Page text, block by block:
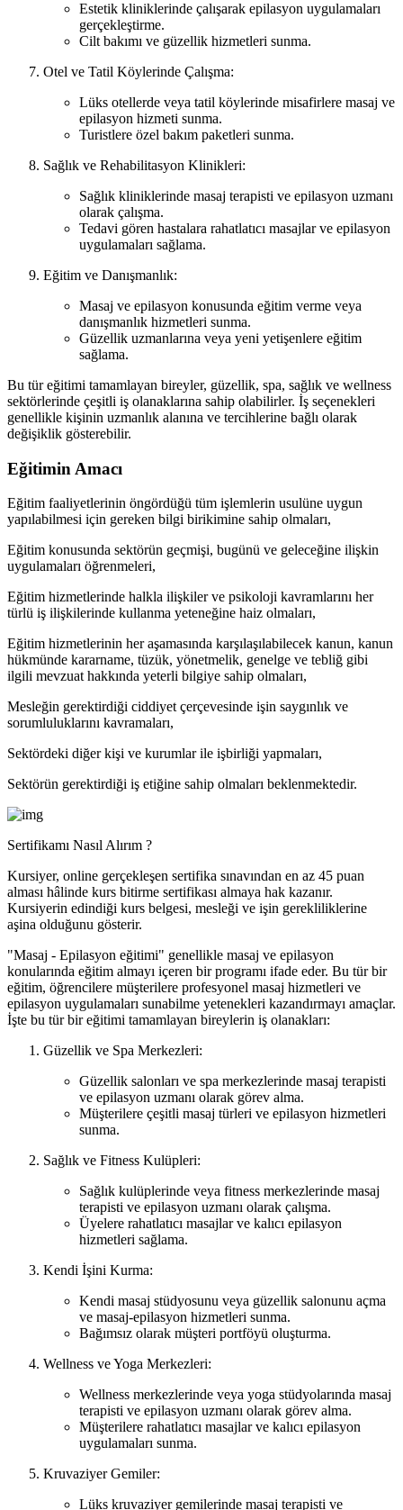
Estetik kliniklerinde çalışarak epilasyon uygulamaları
gerçekleştirme.
Cilt bakımı ve güzellik hizmetleri sunma.
Otel ve Tatil Köylerinde Çalışma:
Lüks otellerde veya tatil köylerinde misafirlere masaj ve
epilasyon hizmeti sunma.
Turistlere özel bakım paketleri sunma.
Sağlık ve Rehabilitasyon Klinikleri:
Sağlık kliniklerinde masaj terapisti ve epilasyon uzmanı
olarak çalışma.
Tedavi gören hastalara rahatlatıcı masajlar ve epilasyon
uygulamaları sağlama.
Eğitim ve Danışmanlık:
Masaj ve epilasyon konusunda eğitim verme veya
danışmanlık hizmetleri sunma.
Güzellik uzmanlarına veya yeni yetişenlere eğitim
sağlama.
Bu tür eğitimi tamamlayan bireyler, güzellik, spa, sağlık ve wellness
sektörlerinde çeşitli iş olanaklarına sahip olabilirler. İş seçenekleri
genellikle kişinin uzmanlık alanına ve tercihlerine bağlı olarak
değişiklik gösterebilir.
Eğitimin Amacı
Eğitim faaliyetlerinin öngördüğü tüm işlemlerin usulüne uygun
yapılabilmesi için gereken bilgi birikimine sahip olmaları,
Eğitim konusunda sektörün geçmişi, bugünü ve geleceğine ilişkin
uygulamaları öğrenmeleri,
Eğitim hizmetlerinde halkla ilişkiler ve psikoloji kavramlarını her
türlü iş ilişkilerinde kullanma yeteneğine haiz olmaları,
Eğitim hizmetlerinin her aşamasında karşılaşılabilecek kanun, kanun
hükmünde kararname, tüzük, yönetmelik, genelge ve tebliğ gibi
ilgili mevzuat hakkında yeterli bilgiye sahip olmaları,
Mesleğin gerektirdiği ciddiyet çerçevesinde işin saygınlık ve
sorumluluklarını kavramaları,
Sektördeki diğer kişi ve kurumlar ile işbirliği yapmaları,
Sektörün gerektirdiği iş etiğine sahip olmaları beklenmektedir.
Sertifikamı Nasıl Alırım ?
Kursiyer, online gerçekleşen sertifika sınavından en az 45 puan
alması hâlinde kurs bitirme sertifikası almaya hak kazanır.
Kursiyerin edindiği kurs belgesi, mesleği ve işin gerekliliklerine
aşina olduğunu gösterir.
"Masaj - Epilasyon eğitimi" genellikle masaj ve epilasyon
konularında eğitim almayı içeren bir programı ifade eder. Bu tür bir
eğitim, öğrencilere müşterilere profesyonel masaj hizmetleri ve
epilasyon uygulamaları sunabilme yetenekleri kazandırmayı amaçlar.
İşte bu tür bir eğitimi tamamlayan bireylerin iş olanakları:
Güzellik ve Spa Merkezleri:
Güzellik salonları ve spa merkezlerinde masaj terapisti
ve epilasyon uzmanı olarak görev alma.
Müşterilere çeşitli masaj türleri ve epilasyon hizmetleri
sunma.
Sağlık ve Fitness Kulüpleri:
Sağlık kulüplerinde veya fitness merkezlerinde masaj
terapisti ve epilasyon uzmanı olarak çalışma.
Üyelere rahatlatıcı masajlar ve kalıcı epilasyon
hizmetleri sağlama.
Kendi İşini Kurma:
Kendi masaj stüdyosunu veya güzellik salonunu açma
ve masaj-epilasyon hizmetleri sunma.
Bağımsız olarak müşteri portföyü oluşturma.
Wellness ve Yoga Merkezleri:
Wellness merkezlerinde veya yoga stüdyolarında masaj
terapisti ve epilasyon uzmanı olarak görev alma.
Müşterilere rahatlatıcı masajlar ve kalıcı epilasyon
uygulamaları sunma.
Kruvaziyer Gemiler:
Lüks kruvaziyer gemilerinde masaj terapisti ve